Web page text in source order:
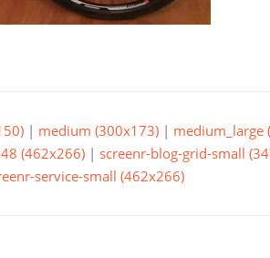
| medium (300x173) | medium_large
(462x266) | screenr-blog-grid-small
service-small (462x266)